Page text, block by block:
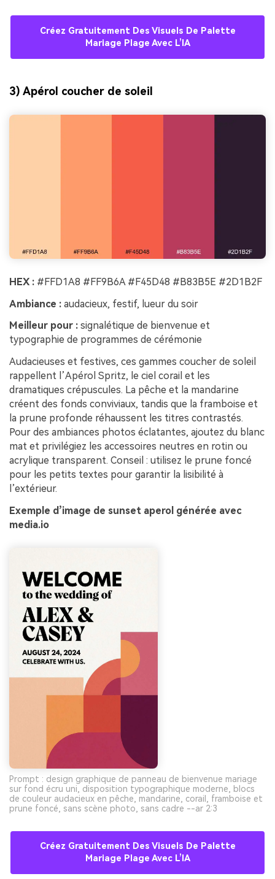
Créez Gratuitement Des Visuels De Palette
Mariage Plage Avec L’IA
3) Apérol coucher de soleil
HEX : #FFD1A8 #FF9B6A #F45D48 #B83B5E #2D1B2F
Ambiance : audacieux, festif, lueur du soir
Meilleur pour : signalétique de bienvenue et
typographie de programmes de cérémonie
Audacieuses et festives, ces gammes coucher de soleil
rappellent l’Apérol Spritz, le ciel corail et les
dramatiques crépuscules. La pêche et la mandarine
créent des fonds conviviaux, tandis que la framboise et
la prune profonde réhaussent les titres contrastés.
Pour des ambiances photos éclatantes, ajoutez du blanc
mat et privilégiez les accessoires neutres en rotin ou
acrylique transparent. Conseil : utilisez le prune foncé
pour les petits textes pour garantir la lisibilité à
l’extérieur.
Exemple d’image de sunset aperol générée avec
media.io
Prompt : design graphique de panneau de bienvenue mariage
sur fond écru uni, disposition typographique moderne, blocs
de couleur audacieux en pêche, mandarine, corail, framboise et
prune foncé, sans scène photo, sans cadre --ar 2:3
Créez Gratuitement Des Visuels De Palette
Mariage Plage Avec L’IA